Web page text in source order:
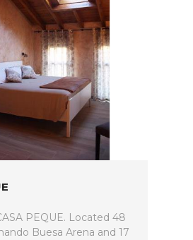
PEQUE. Located 48
Buesa Arena and 17